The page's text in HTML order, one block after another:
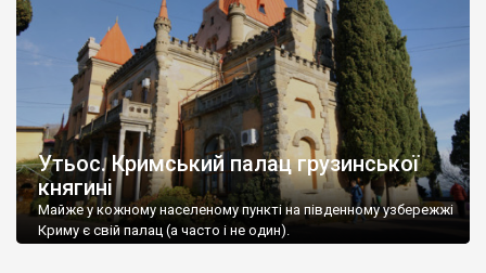
Утьос. Кримський палац грузинської
княгині
Майже у кожному населеному пункті на південному узбережжі
Криму є свій палац (а часто і не один).